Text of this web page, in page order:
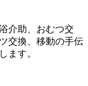
介助、おむつ交
交換、移動の手伝
ます。